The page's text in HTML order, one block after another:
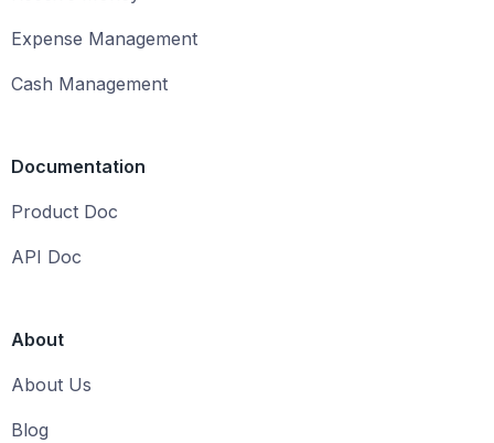
Expense Management
Cash Management
Documentation
Product Doc
API Doc
About
About Us
Blog